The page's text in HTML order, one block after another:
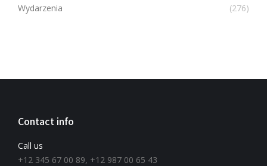
Wydarzenia
(276)
Contact info
Call us
+12 345 67 00 89, +12 987 00 65 43